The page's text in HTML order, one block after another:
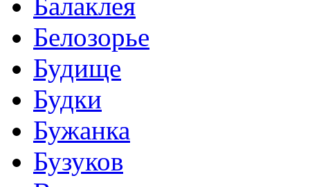
Белозорье
Будище
Будки
Бужанка
Бузуков